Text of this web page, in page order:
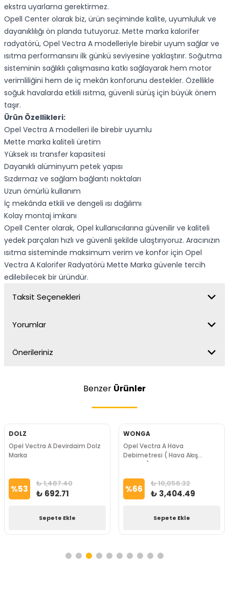
ekstra uyarlama gerektirmez.
Opell Center olarak biz, ürün seçiminde kalite, uyumluluk ve
dayanıklılığı ön planda tutuyoruz. Mette marka kalorifer
radyatörü, Opel Vectra A modelleriyle birebir uyum sağlar ve
ısıtma performansını ilk günkü seviyesine yaklaştırır. Soğutma
sisteminin sağlıklı çalışmasına katkı sağlayarak hem motor
verimliliğini hem de iç mekân konforunu destekler. Özellikle
soğuk havalarda etkili ısıtma, güvenli sürüş için büyük önem
taşır.
Ürün Özellikleri:
Opel Vectra A modelleri ile birebir uyumlu
Mette marka kaliteli üretim
Yüksek ısı transfer kapasitesi
Dayanıklı alüminyum petek yapısı
Sızdırmaz ve sağlam bağlantı noktaları
Uzun ömürlü kullanım
İç mekânda etkili ve dengeli ısı dağılımı
Kolay montaj imkanı
Opell Center olarak, Opel kullanıcılarına güvenilir ve kaliteli
yedek parçaları hızlı ve güvenli şekilde ulaştırıyoruz. Aracınızın
ısıtma sisteminde maksimum verim ve konfor için Opel
Vectra A Kalorifer Radyatörü Mette Marka güvenle tercih
edilebilecek bir üründür.
Taksit Seçenekleri
Yorumlar
Önerileriniz
Benzer Ürünler
DOLZ
Opel Vectra A Devirdaim Dolz
Marka
%53 ₺ 1,487.40
₺ 692.71
Sepete Ekle
WONGA
Opel Vectra A Hava
Debimetresi ( Hava Akış
Metresi) Wonga Marka
%66 ₺ 10,056.32
₺ 3,404.49
Sepete Ekle